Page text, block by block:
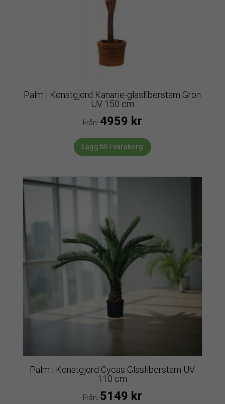
Palm | Konstgjord Kanarie-glasfiberstam Grön
UV 150 cm
Från: 4959 kr
Lägg till i varukorg
Palm | Konstgjord Cycas Glasfiberstam UV
110 cm
Från: 5149 kr